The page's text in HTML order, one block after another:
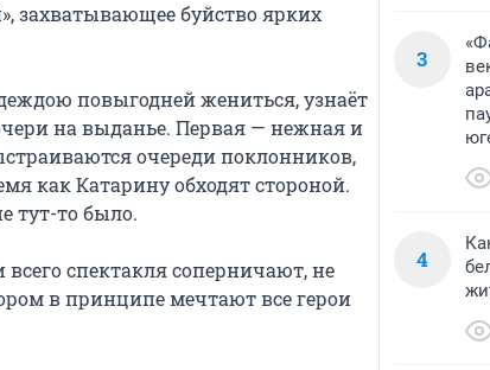
захватывающее буйство ярких
повыгодней жениться, узнаёт
на выданье. Первая — нежная и
очереди поклонников,
как Катарину обходят стороной.
тут-то было.
спектакля соперничают, не
в принципе мечтают все герои
3
4